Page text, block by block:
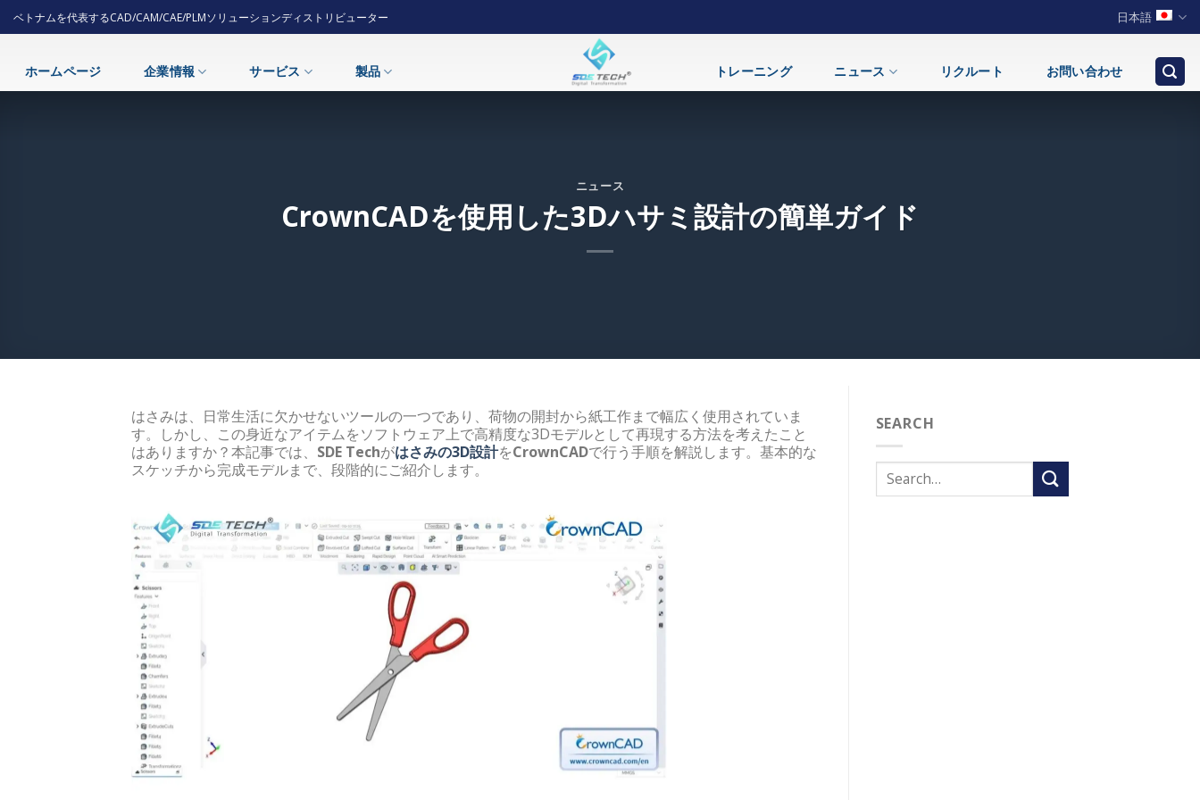
Skip
to
ベトナムを代表するCAD/CAM/CAE/PLMソリューションディストリビューター 日本語
ホームページ 企業情報 サービス 製品 トレーニング ニュース リクルート お問い合わせ
ニュース
CrownCADを使用した3Dハサミ設計の簡単ガイド
はさみは、日常生活に欠かせないツールの一つであり、荷物の開封から紙工作まで幅広く使用されていま
す。しかし、この身近なアイテムをソフトウェア上で高精度な3Dモデルとして再現する方法を考えたこと
はありますか？本記事では、 SDE Techがはさみの3D設計をCrownCADで行う手順を解説します。基本的な
スケッチから完成モデルまで、段階的にご紹介します。
SEARCH